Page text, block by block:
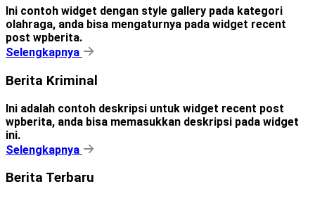
Ini contoh widget dengan style gallery pada kategori
olahraga, anda bisa mengaturnya pada widget recent
post wpberita.
Selengkapnya
Berita Kriminal
Ini adalah contoh deskripsi untuk widget recent post
wpberita, anda bisa memasukkan deskripsi pada widget
ini.
Selengkapnya
Berita Terbaru